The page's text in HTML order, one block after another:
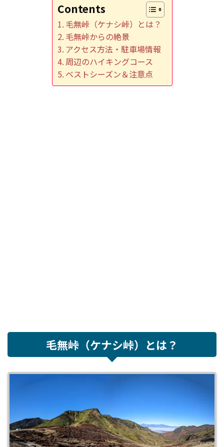
Contents
毛無峠（ケナシ峠）とは？
毛無峠からの絶景
アクセス方法・駐車場情報
周辺のハイキングコース
ベストシーズン＆注意点
毛無峠（ケナシ峠）とは？